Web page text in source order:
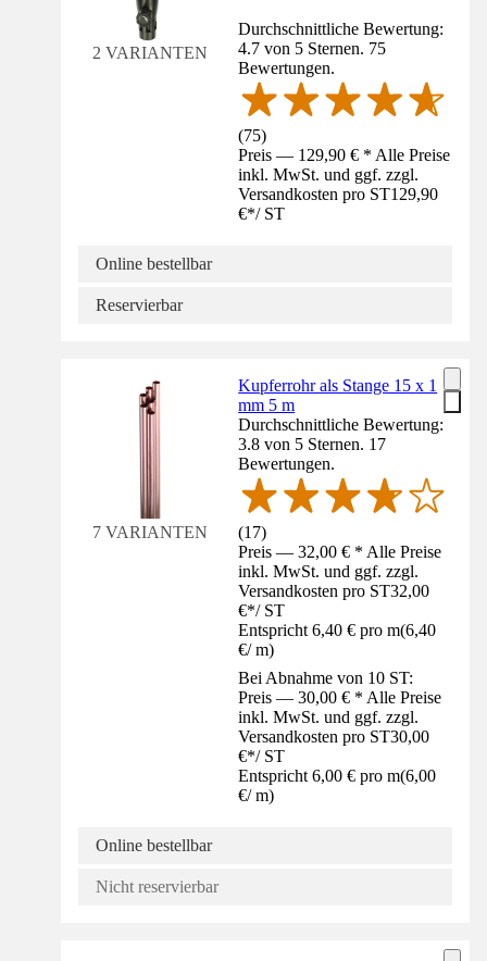
2 VARIANTEN
Durchschnittliche Bewertung:
4.7 von 5 Sternen. 75
Bewertungen.
(75)
Preis — 129,90 € * Alle Preise
inkl. MwSt. und ggf. zzgl.
Versandkosten pro ST129,90
€*/ ST
Online bestellbar
Reservierbar
7 VARIANTEN
Kupferrohr als Stange 15 x 1
mm 5 m
Durchschnittliche Bewertung:
3.8 von 5 Sternen. 17
Bewertungen.
(17)
Preis — 32,00 € * Alle Preise
inkl. MwSt. und ggf. zzgl.
Versandkosten pro ST32,00
€*/ ST
Entspricht 6,40 € pro m(6,40
€/ m)
Bei Abnahme von 10 ST:
Preis — 30,00 € * Alle Preise
inkl. MwSt. und ggf. zzgl.
Versandkosten pro ST30,00
€*/ ST
Entspricht 6,00 € pro m(6,00
€/ m)
Online bestellbar
Nicht reservierbar